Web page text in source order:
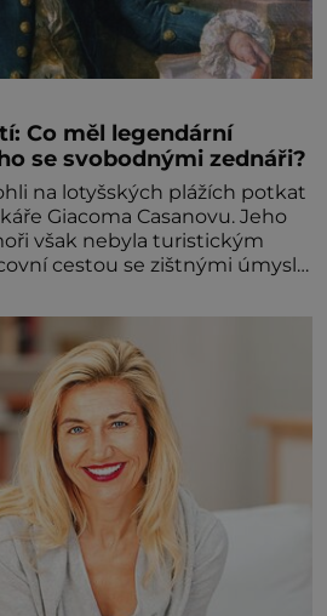
Co měl legendární
se svobodnými zednáři?
na lotyšských plážích potkat
Giacoma Casanovu. Jeho
však nebyla turistickým
cestou se zištnými úmysly.
Rigy? Casanova v Pobaltí
lóže. Nebyl v této
protože do zednářské